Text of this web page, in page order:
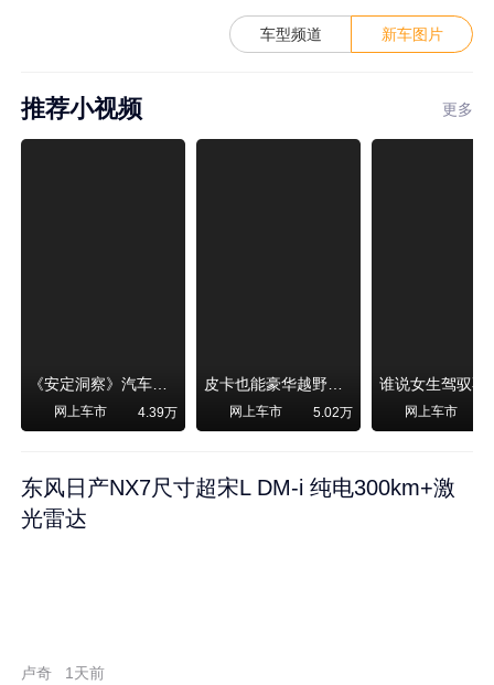
车型频道 新车图片
推荐小视频 更多
《安定洞察》汽车烧不烧油，和石油安全无关！
网上车市 4.39万
皮卡也能豪华越野！纵横F700上市，限时卖29.99万起
网上车市 5.02万 网上车市
东风日产NX7尺寸超宋L DM-i 纯电300km+激
光雷达
卢奇 1天前